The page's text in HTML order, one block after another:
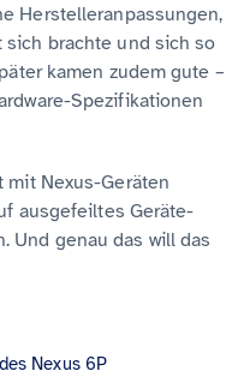
Herstelleranpassungen,
brachte und sich so
kamen zudem gute –
Spezifikationen
mit Nexus-Geräten
ausgefeiltes Geräte-
Und genau das will das
Nexus 6P